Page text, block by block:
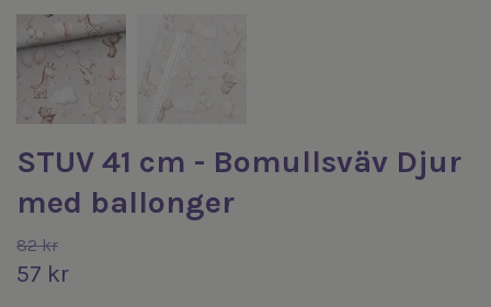
STUV 41 cm - Bomullsväv Djur
med ballonger
82 kr
57 kr